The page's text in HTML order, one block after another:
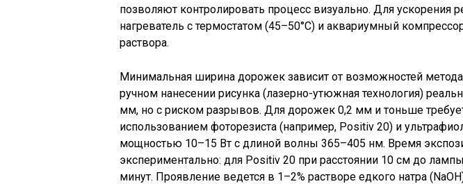
позволяют контролировать процесс визуально. Для ускорения
нагреватель с термостатом (45–50°C) и аквариумный
раствора.
Минимальная ширина дорожек зависит от возможностей
ручном нанесении рисунка (лазерно-утюжная технология)
мм, но с риском разрывов. Для дорожек 0,2 мм и тоньше
использованием фоторезиста (например, Positiv 20) и
мощностью 10–15 Вт с длиной волны 365–405 нм. Время
экспериментально: для Positiv 20 при расстоянии 10 см до
минут. Проявление ведется в 1–2% растворе едкого натра